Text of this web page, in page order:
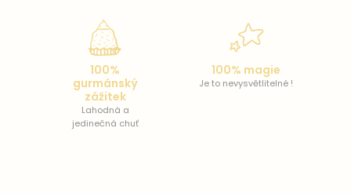
100%
gurmánský
zážitek
Lahodná a
jedinečná chuť
100% magie
Je to nevysvětlitelné !